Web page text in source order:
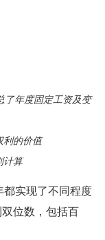
了年度固定工资及变
利的价值
计算
都实现了不同程度
位数，包括百